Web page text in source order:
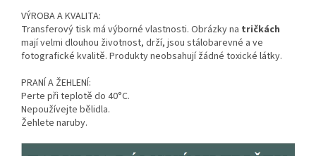
VÝROBA A KVALITA:
Transferový tisk má výborné vlastnosti. Obrázky na tričkách
mají velmi dlouhou životnost, drží, jsou stálobarevné a ve
fotografické kvalitě. Produkty neobsahují žádné toxické látky.
PRANÍ A ŽEHLENÍ:
Perte při teplotě do 40°C.
Nepoužívejte bělidla.
Žehlete naruby.